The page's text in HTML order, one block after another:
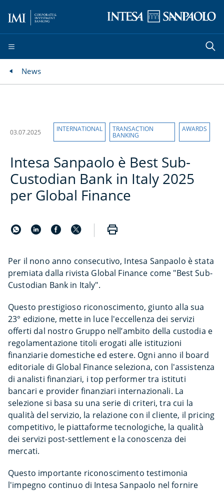
News
03.07.2025 INTERNATIONAL TRANSACTION
BANKING
AWARDS
Intesa Sanpaolo è Best Sub-
Custodian Bank in Italy 2025
per Global Finance
Per il nono anno consecutivo, Intesa Sanpaolo è stata
premiata dalla rivista Global Finance come "Best Sub-
Custodian Bank in Italy".
Questo prestigioso riconoscimento, giunto alla sua
23° edizione, mette in luce l'eccellenza dei servizi
offerti dal nostro Gruppo nell’ambito della custodia e
regolamentazione titoli erogati alle istituzioni
finanziarie domestiche ed estere. Ogni anno il board
editoriale di Global Finance seleziona, con l'assistenza
di analisti finanziari, i top performer tra istituti
bancari e provider finanziari internazionali. La
selezione si basa su una serie di criteri, tra cui la
qualità del servizio, la relazione con il cliente, il pricing
competitivo, le piattaforme tecnologiche, la qualità
dei servizi post-settlement e la conoscenza dei
mercati.
Questo importante riconoscimento testimonia
l'impegno continuo di Intesa Sanpaolo nel fornire